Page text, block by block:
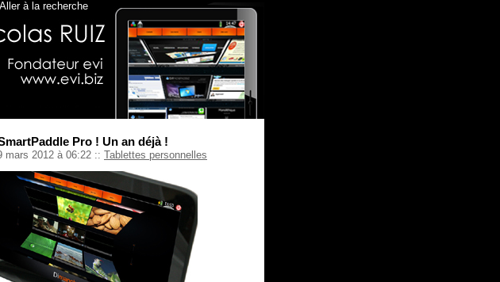
Aller à la recherche
Pro ! Un an déjà !
mars 2012 à 06:22 :: Tablettes personnelles